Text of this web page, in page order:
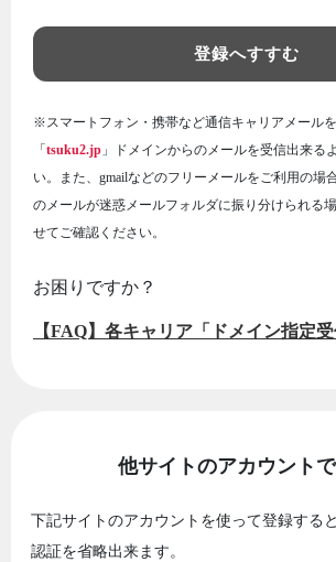
登録へすすむ
※スマートフォン・携帯など通信キャリアメール
「 tsuku2.jp 」ドメインからのメールを受信出来る
い。また、gmailなどのフリーメールをご利用の場
のメールが迷惑メールフォルダに振り分けられる
せてご確認ください。
お困りですか？
【FAQ】各キャリア「ドメイン指定
他サイトのアカウント
下記サイトのアカウントを使って登録する
認証を省略出来ます。